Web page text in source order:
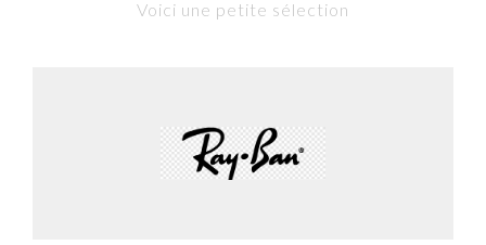
Voici une petite sélection